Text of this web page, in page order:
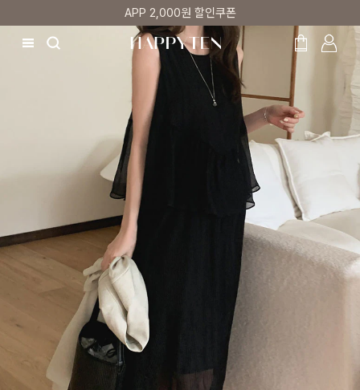
매주 리뷰어 최대 1만원 쿠폰